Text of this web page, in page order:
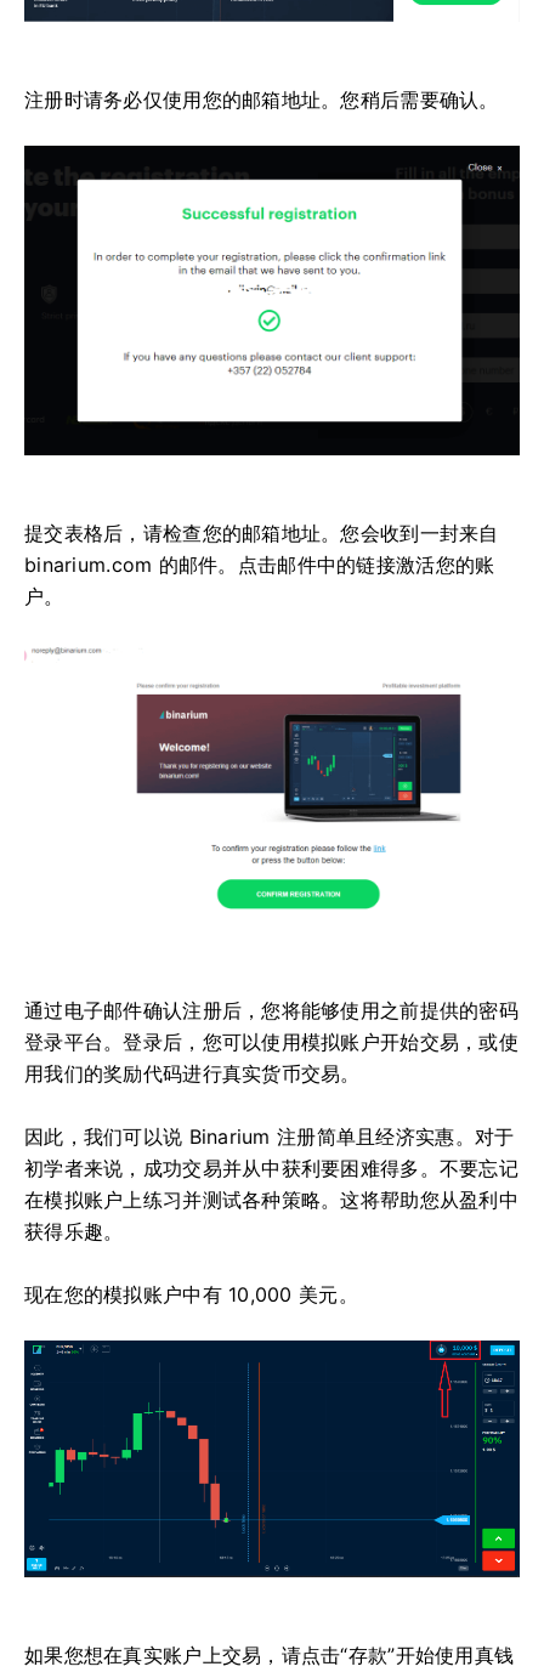
注册时请务必仅使用您的邮箱地址。您稍后需要确认。
提交表格后，请检查您的邮箱地址。您会收到一封来自
binarium.com 的邮件。点击邮件中的链接激活您的账
户。
通过电子邮件确认注册后，您将能够使用之前提供的密码
登录平台。登录后，您可以使用模拟账户开始交易，或使
用我们的奖励代码进行真实货币交易。
因此，我们可以说 Binarium 注册简单且经济实惠。对于
初学者来说，成功交易并从中获利要困难得多。不要忘记
在模拟账户上练习并测试各种策略。这将帮助您从盈利中
获得乐趣。
现在您的模拟账户中有 10,000 美元。
如果您想在真实账户上交易，请点击“存款”开始使用真钱